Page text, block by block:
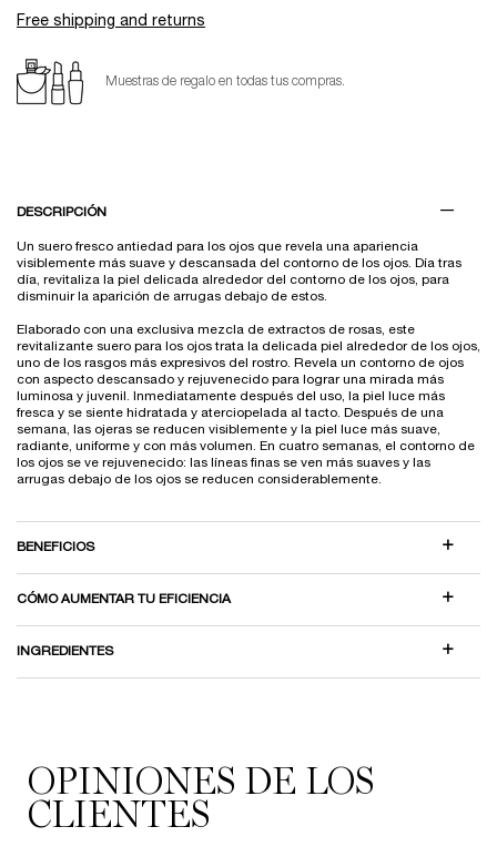
Free shipping and returns
Muestras de regalo en todas tus compras.
DESCRIPCIÓN
Un suero fresco antiedad para los ojos que revela una apariencia
visiblemente más suave y descansada del contorno de los ojos. Día tras
día, revitaliza la piel delicada alrededor del contorno de los ojos, para
disminuir la aparición de arrugas debajo de estos.
Elaborado con una exclusiva mezcla de extractos de rosas, este
revitalizante suero para los ojos trata la delicada piel alrededor de los ojos,
uno de los rasgos más expresivos del rostro. Revela un contorno de ojos
con aspecto descansado y rejuvenecido para lograr una mirada más
luminosa y juvenil. Inmediatamente después del uso, la piel luce más
fresca y se siente hidratada y aterciopelada al tacto. Después de una
semana, las ojeras se reducen visiblemente y la piel luce más suave,
radiante, uniforme y con más volumen. En cuatro semanas, el contorno de
los ojos se ve rejuvenecido: las líneas finas se ven más suaves y las
arrugas debajo de los ojos se reducen considerablemente.
BENEFICIOS
CÓMO AUMENTAR TU EFICIENCIA
INGREDIENTES
OPINIONES DE LOS
CLIENTES